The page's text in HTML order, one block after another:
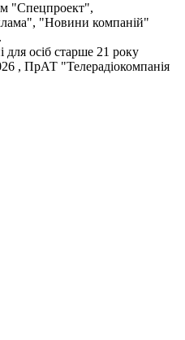
"Спецпроект",
"Новини компаній"
для осіб старше 21 року
, ПрАТ "Телерадіокомпанія